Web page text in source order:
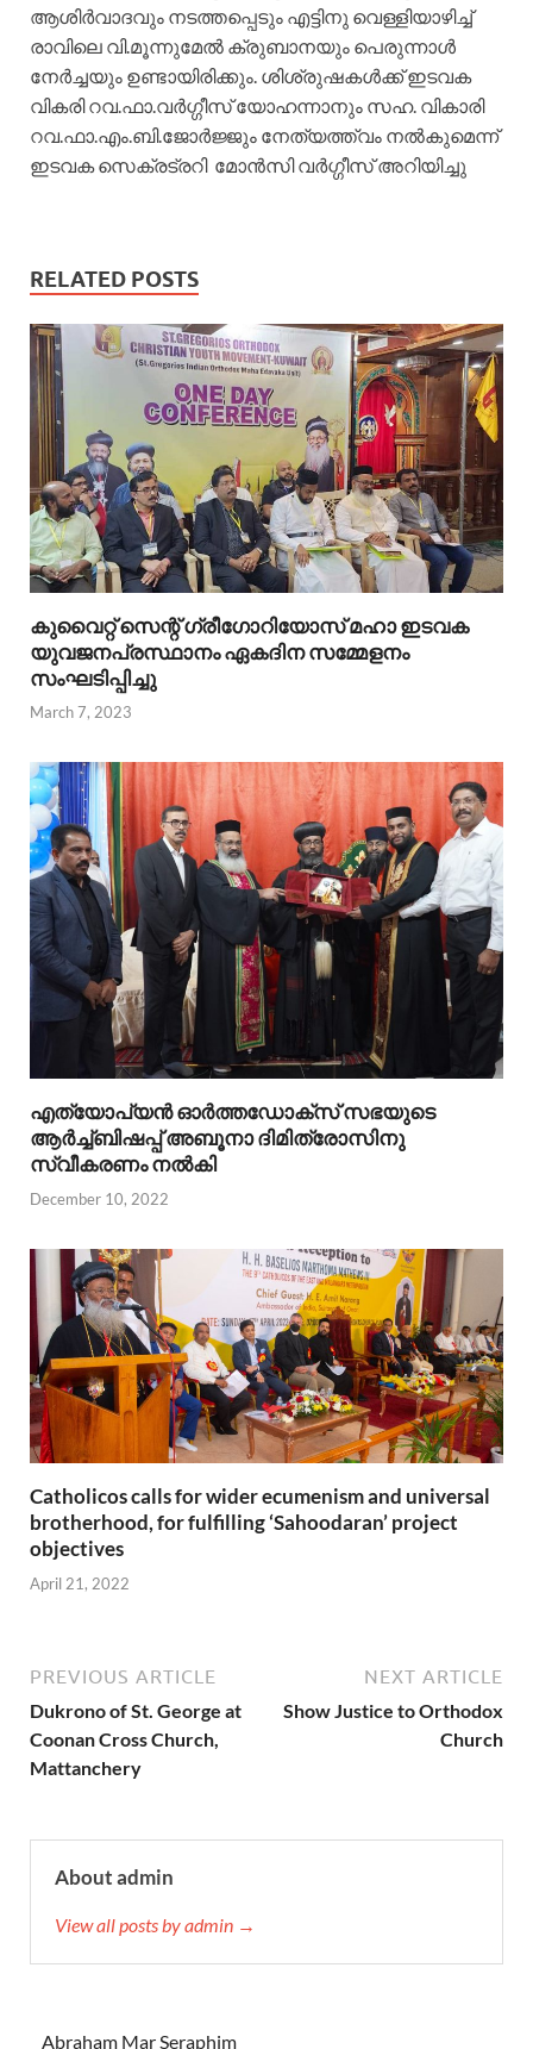
ആശിർവാദവും നടത്തപ്പെടും എട്ടിനു വെള്ളിയാഴിച്ച്
രാവിലെ വി.മൂന്നുമേൽ ക്രുബാനയും പെരുന്നാൾ
നേർച്ചയും ഉണ്ടായിരിക്കും. ശിശ്രുഷകൾക്ക്‌ ഇടവക
വികരി റവ.ഫാ.വർഗ്ഗീസ്‌ യോഹന്നാനും സഹ. വികാരി
റവ.ഫാ.എം.ബി.ജോർജ്ജും നേത്യത്ത്വം നൽകുമെന്ന്
ഇടവക സെക്രട്രറി മോൻസി വർഗ്ഗീസ്‌ അറിയിച്ചു
RELATED POSTS
കുവൈറ്റ്‌ സെന്റ്‌ ഗ്രീഗോറിയോസ്‌ മഹാ ഇടവക
യുവജനപ്രസ്ഥാനം ഏകദിന സമ്മേളനം
സംഘടിപ്പിച്ചു
March 7, 2023
എത്യോപ്യൻ ഓർത്തഡോക്സ്‌ സഭയുടെ
ആർച്ച്ബിഷപ്പ്‌ അബൂനാ ദിമിത്രോസിനു
സ്വീകരണം നൽകി
December 10, 2022
Catholicos calls for wider ecumenism and universal
brotherhood, for fulfilling ‘Sahoodaran’ project
objectives
April 21, 2022
PREVIOUS ARTICLE
Dukrono of St. George at
Coonan Cross Church,
Mattanchery
NEXT ARTICLE
Show Justice to Orthodox
Church
About admin
View all posts by admin →
Abraham Mar Seraphim